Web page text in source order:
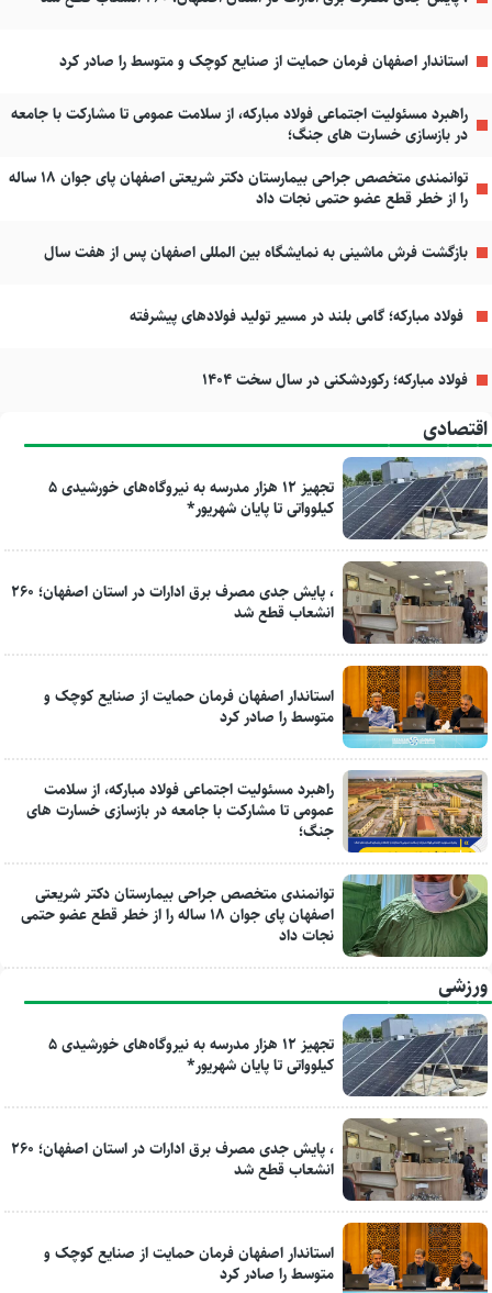
استاندار اصفهان فرمان حمایت از صنایع کوچک و متوسط را صادر کرد
راهبرد مسئولیت اجتماعی فولاد مبارکه، از سلامت عمومی تا مشارکت با جامعه
در بازسازی خسارت های جنگ؛
توانمندی متخصص جراحی بیمارستان دکتر شریعتی اصفهان پای جوان ۱۸ ساله
را از خطر قطع عضو حتمی نجات داد
بازگشت فرش ماشینی به نمایشگاه بین المللی اصفهان پس از هفت سال
فولاد مبارکه؛ گامی بلند در مسیر تولید فولادهای پیشرفته
فولاد مبارکه؛ رکوردشکنی در سال سخت ۱۴۰۴
اقتصادی
تجهیز ۱۲ هزار مدرسه به نیروگاه‌های خورشیدی ۵
کیلوواتی تا پایان شهریور*
، پایش جدی مصرف برق ادارات در استان اصفهان؛ ۲۶۰
انشعاب قطع شد
استاندار اصفهان فرمان حمایت از صنایع کوچک و
متوسط را صادر کرد
راهبرد مسئولیت اجتماعی فولاد مبارکه، از سلامت
عمومی تا مشارکت با جامعه در بازسازی خسارت های
جنگ؛
توانمندی متخصص جراحی بیمارستان دکتر شریعتی
اصفهان پای جوان ۱۸ ساله را از خطر قطع عضو حتمی
نجات داد
ورزشی
تجهیز ۱۲ هزار مدرسه به نیروگاه‌های خورشیدی ۵
کیلوواتی تا پایان شهریور*
، پایش جدی مصرف برق ادارات در استان اصفهان؛ ۲۶۰
انشعاب قطع شد
استاندار اصفهان فرمان حمایت از صنایع کوچک و
متوسط را صادر کرد